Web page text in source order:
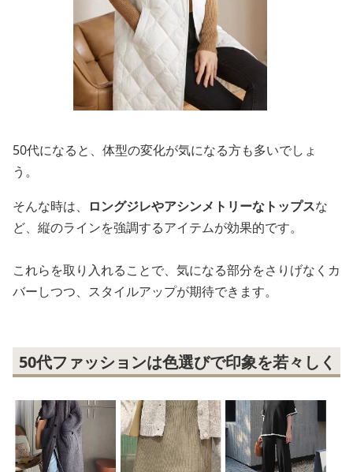
50代になると、体型の変化が気になる方も多いでしょ
う。
そんな時は、
ロングジレやアシンメトリーなトップスな
ど、縦のラインを強調するアイテムが効果的です。
これらを取り入れることで、気になる部分をさりげなくカ
バーしつつ、スタイルアップが期待できます。
50代ファッションは色選びで印象を若々しく